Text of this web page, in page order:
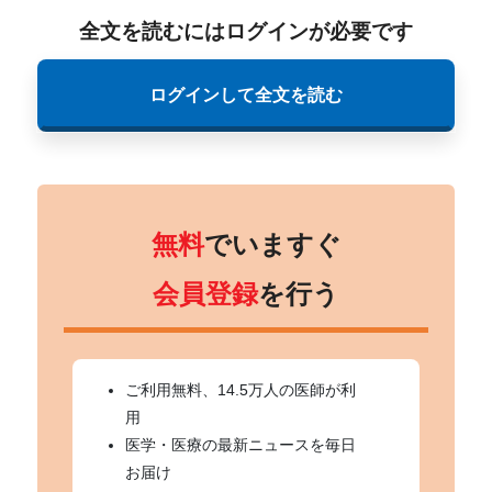
全文を読むにはログインが必要です
ログインして全文を読む
無料でいますぐ
会員登録を行う
ご利用無料、14.5万人の医師が利
用
医学・医療の最新ニュースを毎日
お届け